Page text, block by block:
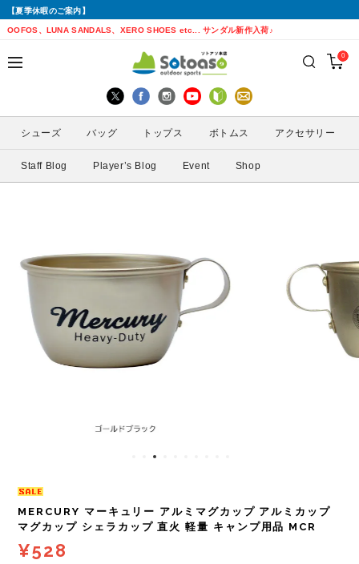
【夏季休暇のご案内】
OOFOS、LUNA SANDALS、XERO SHOES etc... サンダル新作入荷♪
戻る
シューズから探す
トレイルランニングシューズ
ランニングシューズ
戻る
トップスから探す
シェル・レインウェア
シャツ
戻る
ボトムスから探す
ショートパンツ
ロングパンツ
スパッツ
戻る
バッグから探す
トレランザック
バックパック
その他
戻る
アクセサリーから探す
キャップ・ハット
ソックス
アームカバー
ゲイター
サングラス
ボトル・携帯カップ
ストックポール
その他
戻る
ブランドから探す
ACTIVE YOHKAN(アクティブようかん)
ATHLETUNE(アスリチューン)
Enemoti(エネモチ)
HoneyAction(ハニーアクション)
KODA(コーダ)
MEDALIST(メダリスト)
PUREPALA(ピュアパラ)
SAMURAICHARGE Pro
戻る
ブランドから探す
Amazfit(アマズフィット)
BAUERFEIND(バウアーファインド)
CHAORAS(チャオラス)
Clef(クレ)
Columbia・Montrail(コロンビア・モント
COMPRESSPORT(コンプレスポーツ)
DYNAFIT(ディナフィット)
ELDORESO(エルドレッソ)
戻る
性別から探す
レディース
0
シューズ バッグ トップス ボトムス アクセサリー
Staff Blog Player’s Blog Event Shop
MERCURY マーキュリー アルミマグカップ アルミカップ
マグカップ シェラカップ 直火 軽量 キャンプ用品 MCR
¥528